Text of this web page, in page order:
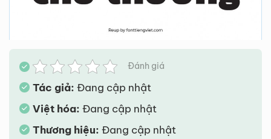
Đánh giá
Tác giả: Đang cập nhật
Việt hóa: Đang cập nhật
Thương hiệu: Đang cập nhật